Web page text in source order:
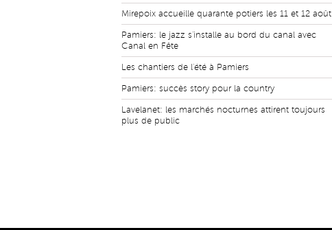
Mirepoix accueille quarante potiers les 11 et 12 août
Pamiers: le jazz s'installe au bord du canal avec
Canal en Fête
Les chantiers de l'été à Pamiers
Pamiers: succès story pour la country
Lavelanet: les marchés nocturnes attirent toujours
plus de public